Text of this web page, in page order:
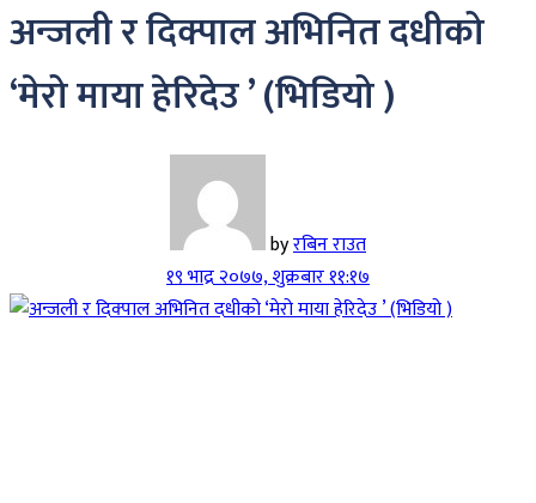
अन्जली र दिक्पाल अभिनित दधीको
‘मेरो माया हेरिदेउ ’ (भिडियो )
byरबिन राउत
१९ भाद्र २०७७, शुक्रबार ११:१७